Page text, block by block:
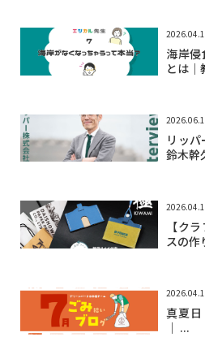
海岸
とは｜
リッ
鈴木幹
【ク
スの作
真夏
｜ ...